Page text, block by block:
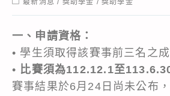
一、申請資格：
• 學生須取得該賽事前三名之成
• 比賽須為112.12.1至
賽事結果於6月24日尚未公布